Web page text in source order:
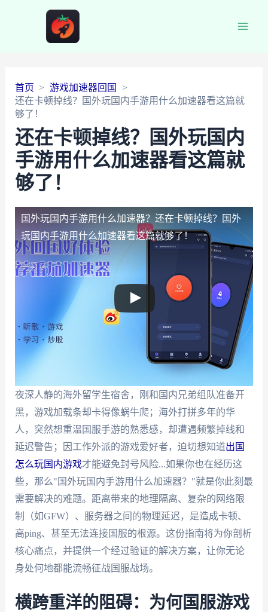
首页
游戏加速器回国
还在卡顿掉线？国外玩国内手游用什么加速器看这篇就
够了！
还在卡顿掉线？国外玩国内
手游用什么加速器看这篇就
够了！
国外玩国内手游用什么加速器？ 还在卡顿掉线？国外
玩国内手游用什么加速器看这篇就够了！
夜深人静的海外留学生宿舍，刚和国内兄弟组队准备开
黑，游戏加载条却卡得像蜗牛爬；海外打拼多年的华
人，突然想重温国服手游的熟悉感，却遭遇频繁掉线和
延迟警告；因工作外派的游戏爱好者，迫切想知道出国
怎么玩国内游戏才能避免封号风险...如果你也在经历这
些，那么"国外玩国内手游用什么加速器？"就是你此刻最
需要解决的难题。距离带来的地理隔离、复杂的网络限
制（如GFW）、服务器之间的物理延迟，是造成卡顿、
高ping、甚至无法连接国服的根源。这份指南将为你剖析
核心痛点，并提供一个经过验证的解决方案，让你无论
身处何地都能流畅征战国服战场。
横跨重洋的阻碍：为何国服游戏